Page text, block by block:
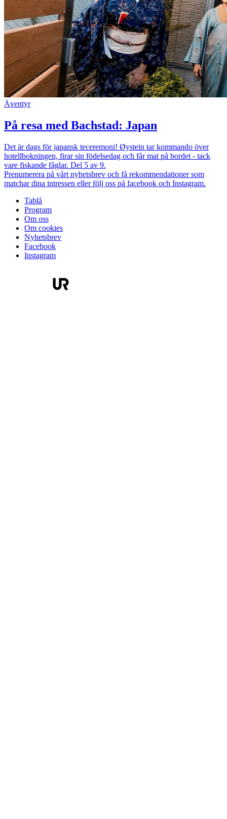
Äventyr
På resa med Bachstad: Japan
Det är dags för japansk teceremoni! Øystein tar kommando över
hotellbokningen, firar sin födelsedag och får mat på bordet - tack
vare fiskande fåglar. Del 5 av 9.
Prenumerera på vårt nyhetsbrev och få rekommendationer som
matchar dina intressen eller följ oss på facebook och Instagram.
Tablå
Program
Om oss
Om cookies
Nyhetsbrev
Facebook
Instagram